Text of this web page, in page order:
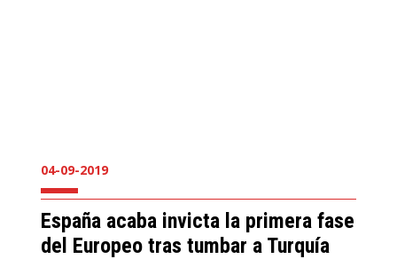
04-09-2019
España acaba invicta la primera fase
del Europeo tras tumbar a Turquía